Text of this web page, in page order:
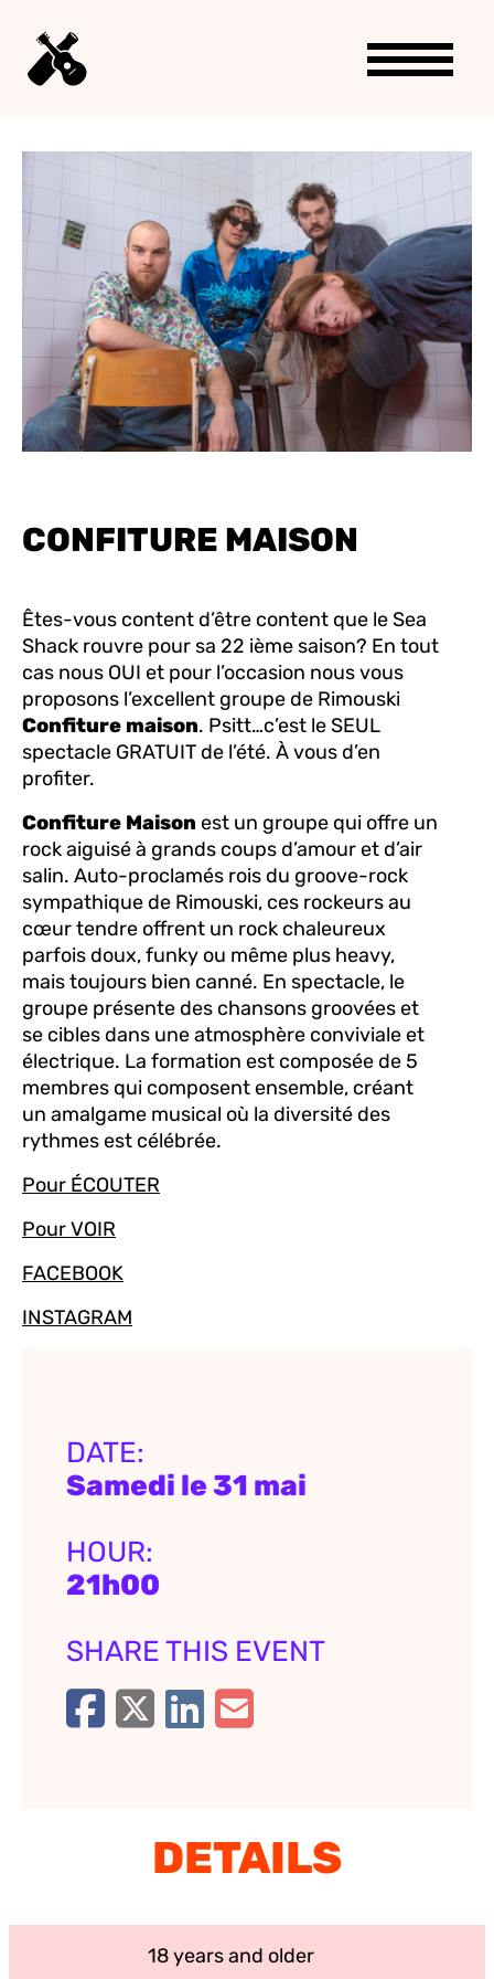
CONFITURE MAISON
Êtes-vous content d’être content que le Sea
Shack rouvre pour sa 22 ième saison? En tout
cas nous OUI et pour l’occasion nous vous
proposons l’excellent groupe de Rimouski
Confiture maison. Psitt…c’est le SEUL
spectacle GRATUIT de l’été. À vous d’en
profiter.
Confiture Maison est un groupe qui offre un
rock aiguisé à grands coups d’amour et d’air
salin. Auto-proclamés rois du groove-rock
sympathique de Rimouski, ces rockeurs au
cœur tendre offrent un rock chaleureux
parfois doux, funky ou même plus heavy,
mais toujours bien canné. En spectacle, le
groupe présente des chansons groovées et
se cibles dans une atmosphère conviviale et
électrique. La formation est composée de 5
membres qui composent ensemble, créant
un amalgame musical où la diversité des
rythmes est célébrée.
Pour ÉCOUTER
Pour VOIR
FACEBOOK
INSTAGRAM
DATE:
Samedi le 31 mai
HOUR:
21h00
SHARE THIS EVENT
DETAILS
18 years and older